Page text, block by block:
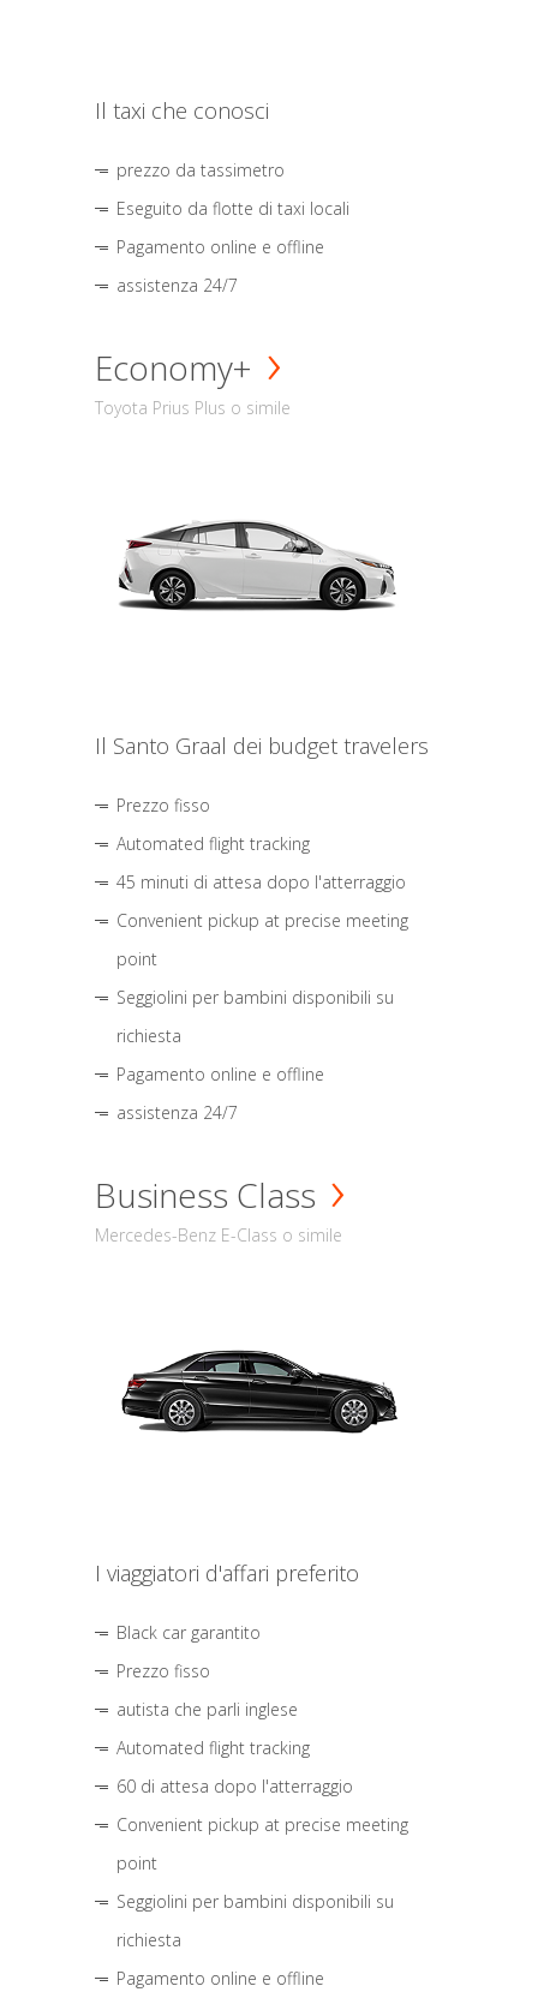
Il taxi che conosci
prezzo da tassimetro
Eseguito da flotte di taxi locali
Pagamento online e offline
assistenza 24/7
Economy+
Toyota Prius Plus o simile
Il Santo Graal dei budget travelers
Prezzo fisso
Automated flight tracking
45 minuti di attesa dopo l'atterraggio
Convenient pickup at precise meeting
point
Seggiolini per bambini disponibili su
richiesta
Pagamento online e offline
assistenza 24/7
Business Class
Mercedes-Benz E-Class o simile
I viaggiatori d'affari preferito
Black car garantito
Prezzo fisso
autista che parli inglese
Automated flight tracking
60 di attesa dopo l'atterraggio
Convenient pickup at precise meeting
point
Seggiolini per bambini disponibili su
richiesta
Pagamento online e offline